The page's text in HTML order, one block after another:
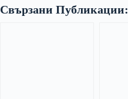
Свързани Публикации: